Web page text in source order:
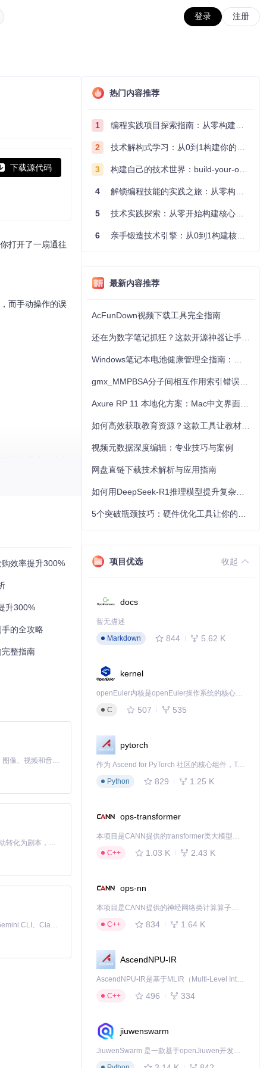
登录 注册
下载源代码
打开了一扇通往
而手动操作的误
在每月稳定获
让每次预约都物
效率提升300%
升300%
的全攻略
整指南
MiniMax H3 是一个通用的全模态生成系统。它支持对由文本、图像、视频和音频组成的多模态上下文进行统一理解，并能生成分辨率高达 2K、时长可达 15 秒的带原生立体声音频的视频。得益于面向任务泛化的系统设计，H3 在预训练阶段就已具备广泛的多模态上下文理解与生成能力，能够出色地执行复杂的多模态指令。
Toonflow 是一款 AI 短剧漫剧工具，能够利用 AI 技术将小说自动转化为剧本，并结合 AI 生成的图片和视频，实现高效的短剧创作。借助 Toonflow，可以轻松完成从文字到影像的全流程，让短剧制作变得更加智能与便捷。
免费、本地、开源的 24/7 全天候 Cowork 应用，以及适用于 Gemini CLI、Claude Code、Codex、OpenCode、Qwen Code、Goose CLI、Auggie 等的 OpenClaw | 🌟 喜欢就点star吧
热门内容推荐
1 编程实践项目探索指南：从零构建技术能力体系
2 技术解构式学习：从0到1构建你的编程知识体系
3 构建自己的技术世界：build-your-own-x项目的实践探索指南
4 解锁编程技能的实践之旅：从零构建你的技术世界
5 技术实践探索：从零开始构建核心系统的实践指南
6 亲手锻造技术引擎：从0到1构建核心系统的实践指南
最新内容推荐
AcFunDown视频下载工具完全指南
视频元数据深度编辑：专业技巧与案例
网盘直链下载技术解析与应用指南
项目优选 收起
docs
暂无描述
Markdown
844 5.62 K
kernel
openEuler内核是openEuler操作系统的核心，既是系统性能与稳定性的基石，也是连接处理器、设备与服务的桥梁。
C
507 535
pytorch
作为 Ascend for PyTorch 社区的核心组件，TorchNPU 是昇腾专为 PyTorch 打造的深度学习适配插件，使 PyTorch 框架能够直接调用昇腾 NPU，为开发者提供昇腾 AI 处理器的超强算力。
Python
829 1.25 K
ops-transformer
本项目是CANN提供的transformer类大模型算子库，实现网络在NPU上加速计算。
C++
1.03 K 2.43 K
ops-nn
本项目是CANN提供的神经网络类计算算子库，实现网络在NPU上加速计算。
C++
834 1.64 K
AscendNPU-IR
AscendNPU-IR是基于MLIR（Multi-Level Intermediate Representation）构建的，面向昇腾亲和算子编译时使用的中间表示，提供昇腾完备表达能力，通过编译优化提升昇腾AI处理器计算效率，支持通过生态框架使能昇腾AI处理器与深度调优
C++
496 334
jiuwenswarm
JiuwenSwarm 是一款基于openJiuwen开发的智能AI Agent，它能够将大语言模型的强大能力，通过你日常使用的各类通讯应用，直接延伸至你的指尖。